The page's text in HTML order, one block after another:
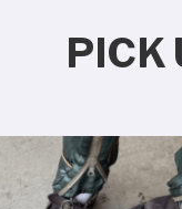
PICK